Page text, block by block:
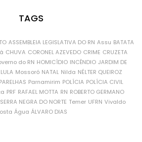
TAGS
ASSEMBLEIA LEGISLATIVA DO RN Assu BATATA
CHUVA CORONEL AZEVEDO CRIME CRUZETA
do RN HOMICÍDIO INCÊNDIO JARDIM DE
LULA Mossoró NATAL Nilda NÉLTER QUEIROZ
PARELHAS Parnamirim POLÍCIA POLÍCIA CIVIL
PRF RAFAEL MOTTA RN ROBERTO GERMANO
SERRA NEGRA DO NORTE Temer UFRN Vivaldo
Água ÁLVARO DIAS